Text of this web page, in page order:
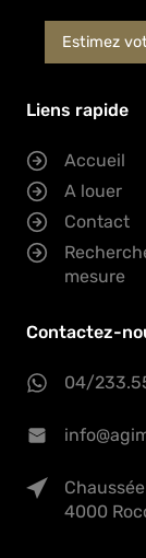
Estimez
Liens rapide
Accueil
A louer
Contact
mesure
Contactez-
04/
4000